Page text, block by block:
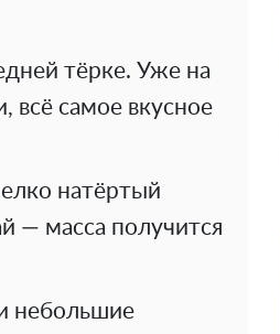
тёрке. Уже на
всё самое вкусное
натёртый
— масса получится
небольшие